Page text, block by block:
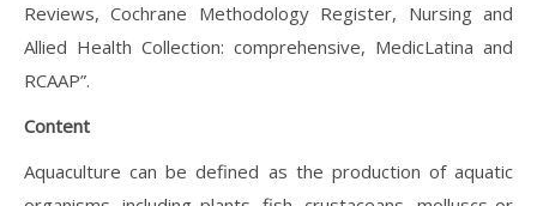
Reviews, Cochrane Methodology Register, Nursing and
Allied Health Collection: comprehensive, MedicLatina and
RCAAP”.
Content
Aquaculture can be defined as the production of aquatic